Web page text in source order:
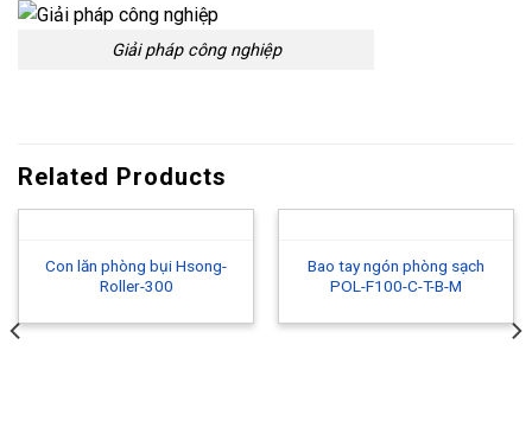
Giải pháp công nghiệp
Related Products
Con lăn phòng bụi Hsong-
Roller-300
Bao tay ngón phòng sạch
POL-F100-C-T-B-M